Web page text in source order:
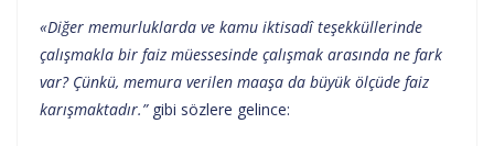
«Diğer memurluklarda ve kamu iktisadî teşekküllerinde
çalışmakla bir faiz müessesinde çalışmak arasında ne fark
var? Çünkü, memura verilen maaşa da büyük ölçüde faiz
karışmaktadır.”gibi sözlere gelince: